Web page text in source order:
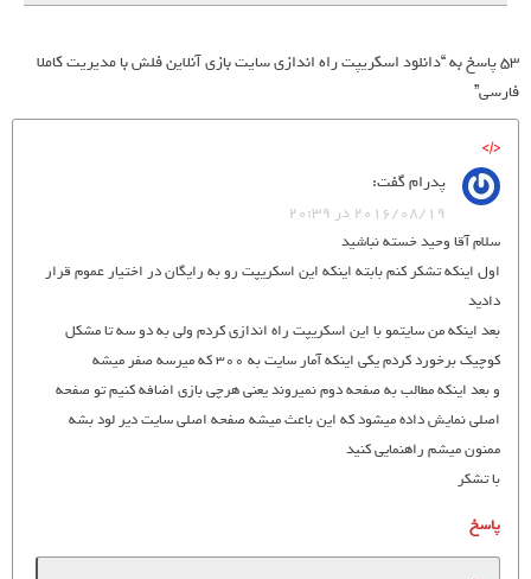
53 پاسخ به “دانلود اسکریپت راه اندازی سایت بازی آنلاین فلش با مدیریت کاملا
فارسی”
پدرامگفت:
2016/08/19 در 20:39
سلام آقا وحید خسته نباشید
اول اینکه تشکر کنم بابته اینکه این اسکریپت رو به رایگان در اختیار عموم قرار
دادید
بعد اینکه من سایتمو با این اسکریپت راه اندازی کردم ولی به دو سه تا مشکل
کوچیک برخورد کردم یکی اینکه آمار سایت به 300 که میرسه صفر میشه
و بعد اینکه مطالب به صفحه دوم نمیروند یعنی هرچی بازی اضافه کنیم تو صفحه
اصلی نمایش داده میشود که این باعث میشه صفحه اصلی سایت دیر لود بشه
ممنون میشم راهنمایی کنید
با تشکر
پاسخ